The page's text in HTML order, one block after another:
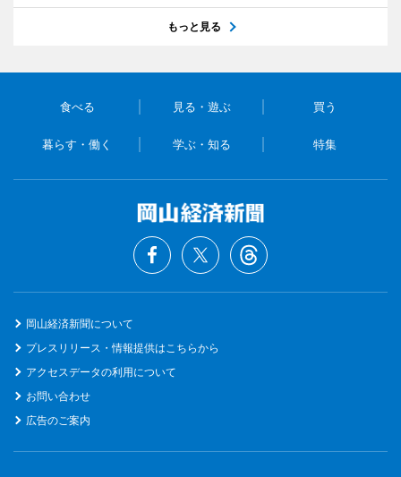
もっと見る
食べる 見る・遊ぶ 買う
暮らす・働く 学ぶ・知る 特集
岡山経済新聞について
プレスリリース・情報提供はこちらから
アクセスデータの利用について
お問い合わせ
広告のご案内